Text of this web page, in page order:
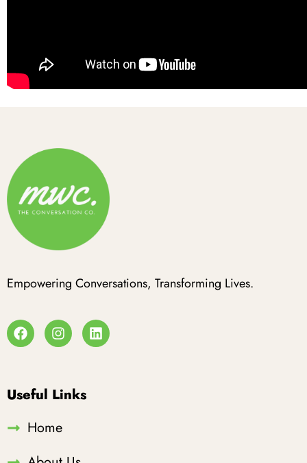
Empowering Conversations, Transforming Lives.
Useful Links
Home